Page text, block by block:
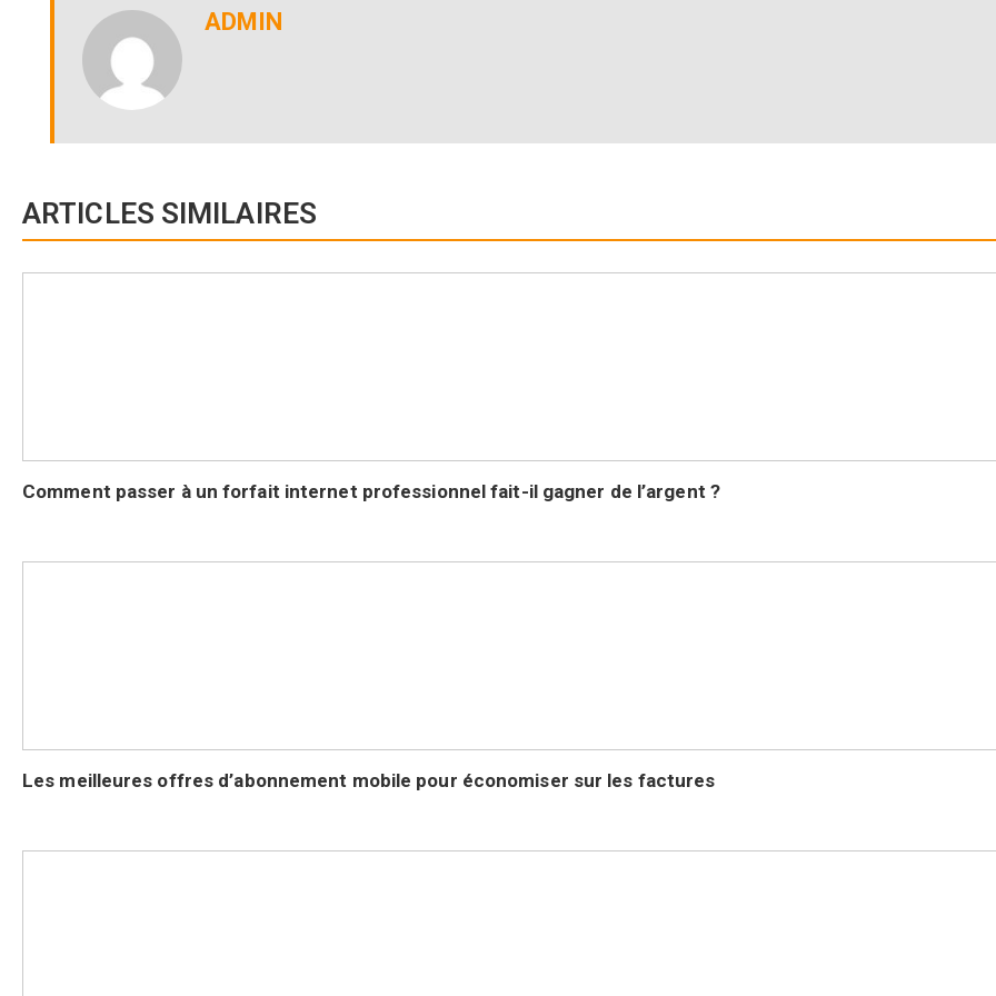
ADMIN
ARTICLES SIMILAIRES
Comment passer à un forfait internet professionnel fait-il gagner de l’argent ?
Les meilleures offres d’abonnement mobile pour économiser sur les factures